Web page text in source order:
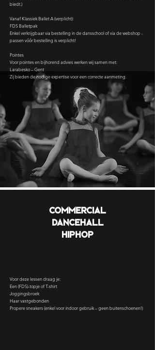
biedt.)
Vanaf Klassiek Ballet A (verplicht):
FDS Balletpak
Enkel verkrijgbaar via bestelling in de dansschool of via de webshop -
passen vóór bestelling is verplicht!
Pointes
Voor pointes en bijhorend advies werken wij samen met:
Larabesko – Gent
Zij bieden de nodige expertise voor een correcte aanmeting.
Commercial
Dancehall
Hiphop
Voor deze lessen draag je:
Een (FDS)-topje of T-shirt
Joggingsbroek
Haar vastgebonden
Propere sneakers (enkel voor indoor gebruik – geen buitenschoenen!)